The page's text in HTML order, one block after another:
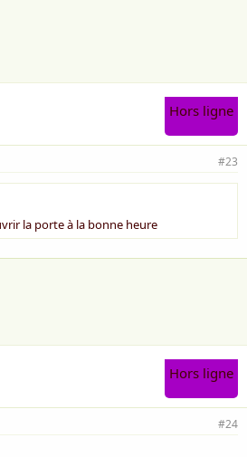
Hors ligne
#23
la porte à la bonne heure
Hors ligne
#24